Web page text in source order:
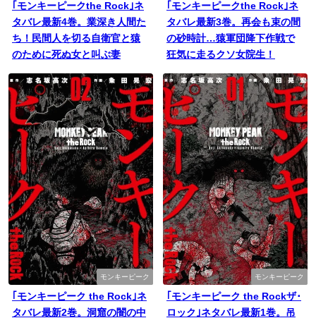
｢モンキーピークthe Rock｣ネ
タバレ最新4巻。業深き人間た
ち！民間人を切る自衛官と猿
のために死ぬ女と叫ぶ妻
｢モンキーピークthe Rock｣ネ
タバレ最新3巻。再会も束の間
の砂時計…猿軍団降下作戦で
狂気に走るクソ女院生！
モンキーピーク
｢モンキーピーク the Rock｣ネ
タバレ最新2巻。洞窟の闇の中
モンキーピーク
｢モンキーピーク the Rockザ･
ロック｣ネタバレ最新1巻。吊